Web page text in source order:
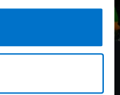
an der Uni